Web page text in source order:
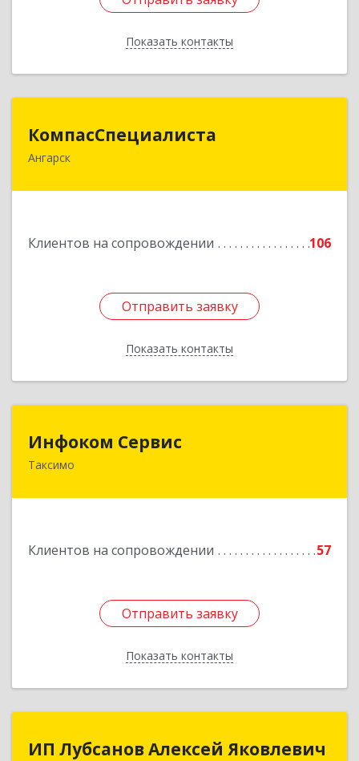
Показать контакты
Назад
КомпасСпециалиста
Ангарск
Клиентов на сопровождении 106
Отправить заявку
Показать контакты
665826, Иркутская обл, Ангарск г, 12А мкр, дом
Отправить заявку
Назад
Инфоком Сервис
Таксимо
Клиентов на сопровождении 57
Отправить заявку
Показать контакты
671560, Республика Бурятия, Муйский р-н, пгт.
Отправить заявку
Назад
ИП Лубсанов Алексей Яковлевич
ИП Лубсанов Алексей Яковлевич